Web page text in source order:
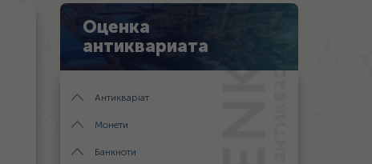
Оценка
антиквариата
Антикваріат
Монети
Банкноти